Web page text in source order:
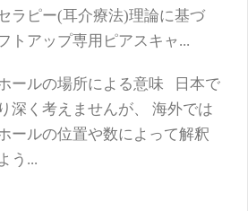
ラピー(耳介療法)理論に基づ
トアップ専用ピアスキャ...
ールの場所による意味
日本で
深く考えませんが、 海外では
ールの位置や数によって解釈
う...